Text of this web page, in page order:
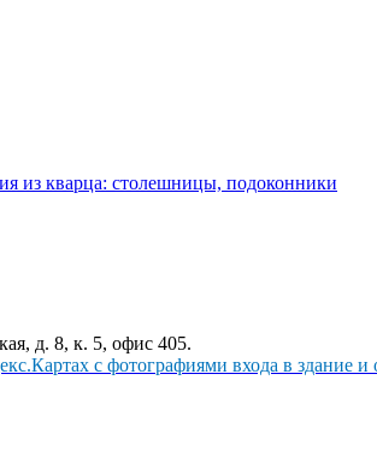
д. 8, к. 5, офис 405.
с фотографиями входа в здание и